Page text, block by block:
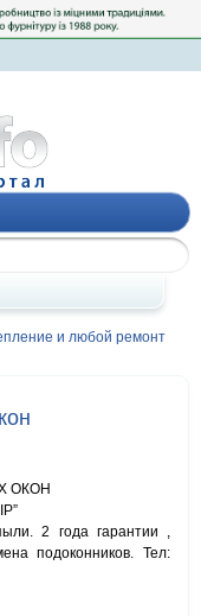
и любой ремонт
ОКОН
2 года гарантии ,
подоконников. Тел: